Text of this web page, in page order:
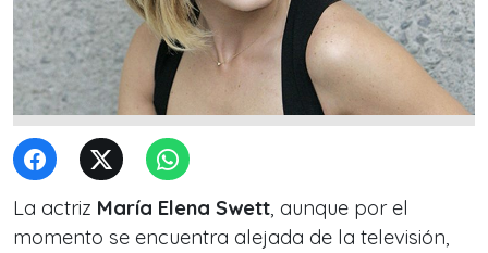
La actriz María Elena Swett, aunque por el
momento se encuentra alejada de la televisión,